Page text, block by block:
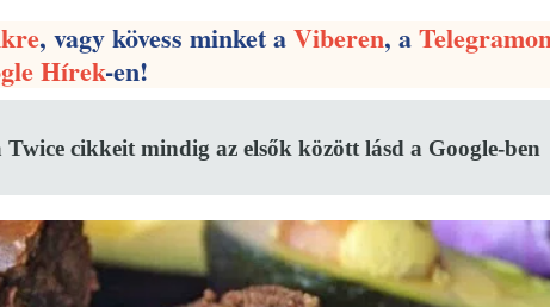
, vagy kövess minket aViberen, a
Hírek-en!
cikkeit mindig az elsők között lásd a Google-ben